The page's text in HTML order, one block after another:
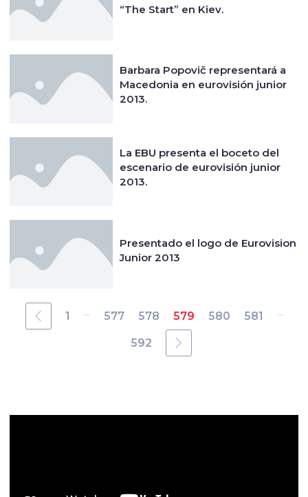
“The Start” en Kiev.
Barbara Popovič representará a
Macedonia en eurovisión junior
2013.
La EBU presenta el boceto del
escenario de eurovisión junior
2013.
Presentado el logo de Eurovision
Junior 2013
1 ... 577 578 579 580 581 ...
592